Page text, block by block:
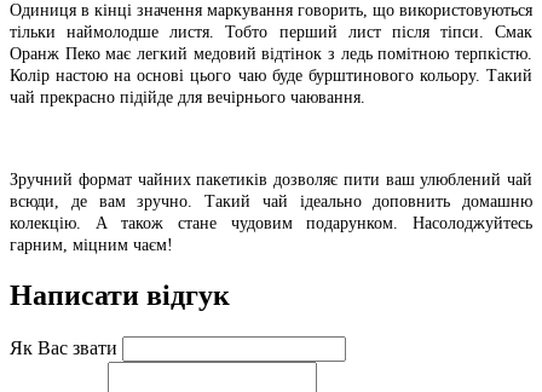
Одиниця в кінці значення маркування говорить, що використовуються
тільки наймолодше листя. Тобто перший лист після тіпси. Смак
Оранж Пеко має легкий медовий відтінок з ледь помітною терпкістю.
Колір настою на основі цього чаю буде бурштинового кольору. Такий
чай прекрасно підійде для вечірнього чаювання.
Зручний формат чайних пакетиків дозволяє пити ваш улюблений чай
всюди, де вам зручно. Такий чай ідеально доповнить домашню
колекцію. А також стане чудовим подарунком. Насолоджуйтесь
гарним, міцним чаєм!
Написати відгук
Як Вас звати